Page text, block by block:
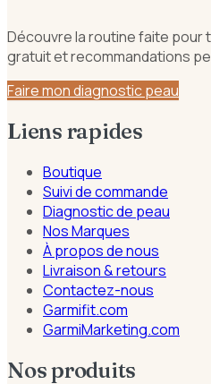
Découvre la routine faite pour
gratuit et recommandations
Faire mon diagnostic peau
Liens rapides
Boutique
Suivi de commande
Diagnostic de peau
Nos Marques
À propos de nous
Livraison & retours
Contactez-nous
Garmifit.com
GarmiMarketing.com
Nos produits